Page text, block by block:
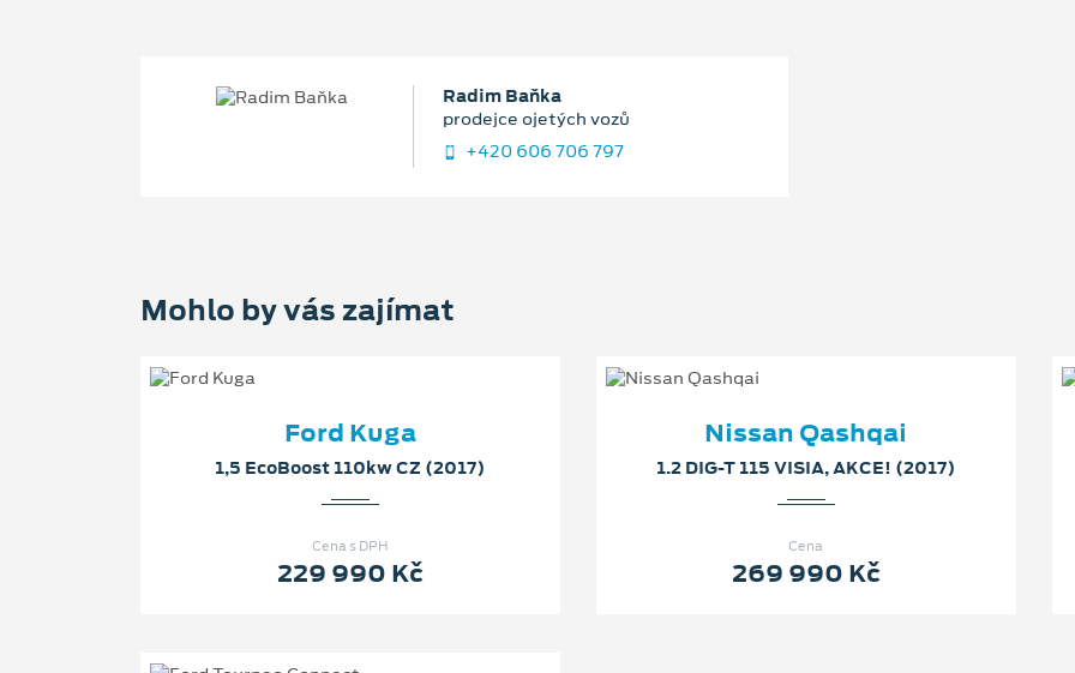
Radim Baňka
prodejce ojetých vozů
+420 606 706 797
Mohlo by vás zajímat
Ford Kuga
1,5 EcoBoost 110kw CZ (2017)
Cena s DPH
229 990 Kč
Nissan Qashqai
1.2 DIG-T 115 VISIA, AKCE! (2017)
Cena
269 990 Kč